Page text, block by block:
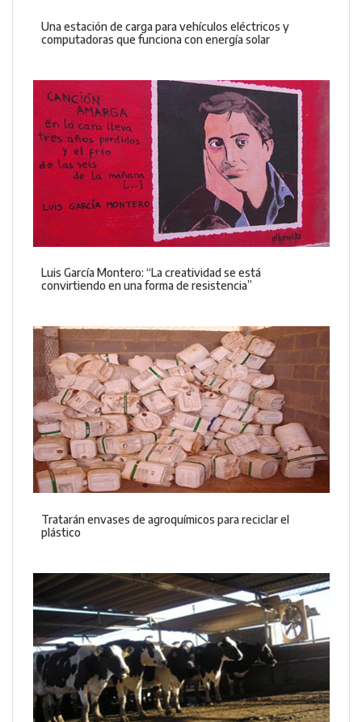
Una estación de carga para vehículos eléctricos y
computadoras que funciona con energía solar
Luis García Montero: “La creatividad se está
convirtiendo en una forma de resistencia”
Tratarán envases de agroquímicos para reciclar el
plástico